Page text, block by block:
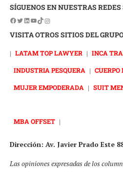
SÍGUENOS EN NUESTRAS REDES
VISITA OTROS SITIOS DEL
| LATAM TOP LAWYER | INCA
INDUSTRIA PESQUERA | CUERPO
MUJER EMPODERADA | SUIT
MBA OFFSET |
Dirección: Av. Javier Prado Este
Las opiniones expresadas de los